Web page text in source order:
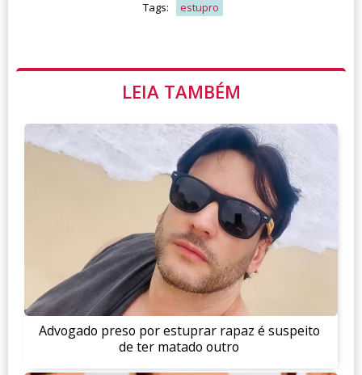
Tags: estupro
LEIA TAMBÉM
Advogado preso por estuprar rapaz é suspeito
de ter matado outro